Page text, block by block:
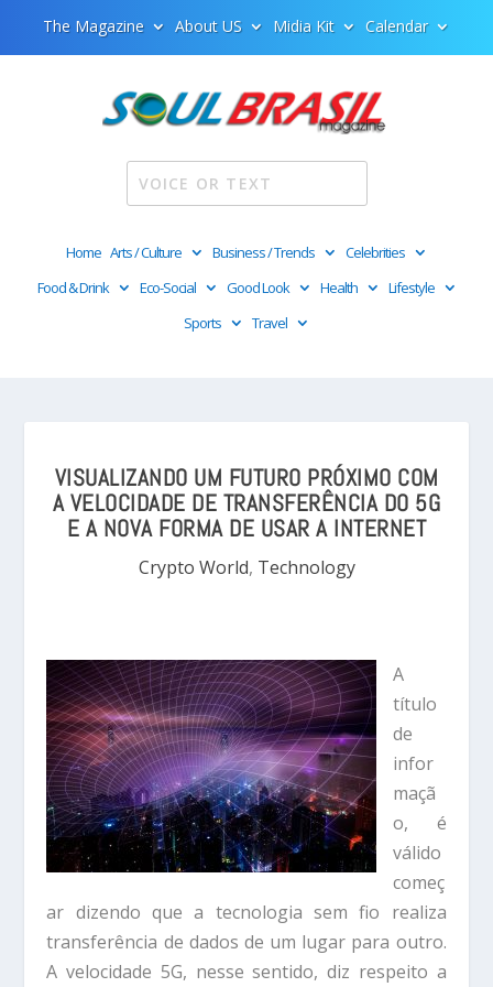
The Magazine About US Midia Kit Calendar
Home Arts / Culture Business / Trends
Celebrities
Food & Drink
Eco-Social Good Look Health
Lifestyle
Sports
Travel
VISUALIZANDO UM FUTURO PRÓXIMO COM
A VELOCIDADE DE TRANSFERÊNCIA DO 5G
E A NOVA FORMA DE USAR A INTERNET
Crypto World, Technology
A
título
de
infor
maçã
o, é
válido
começ
ar dizendo que a tecnologia sem fio realiza
transferência de dados de um lugar para outro.
A velocidade 5G, nesse sentido, diz respeito a